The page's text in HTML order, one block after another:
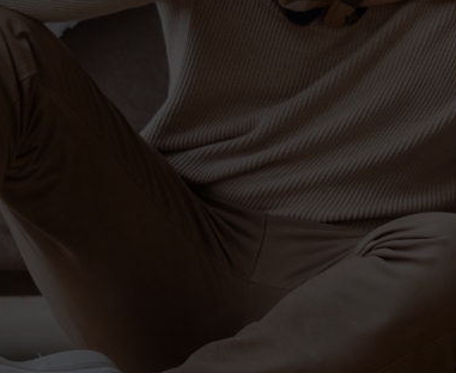
«ЭНКО» предоставляет
приобрести с рассрочкой
ЗАЯВКУ